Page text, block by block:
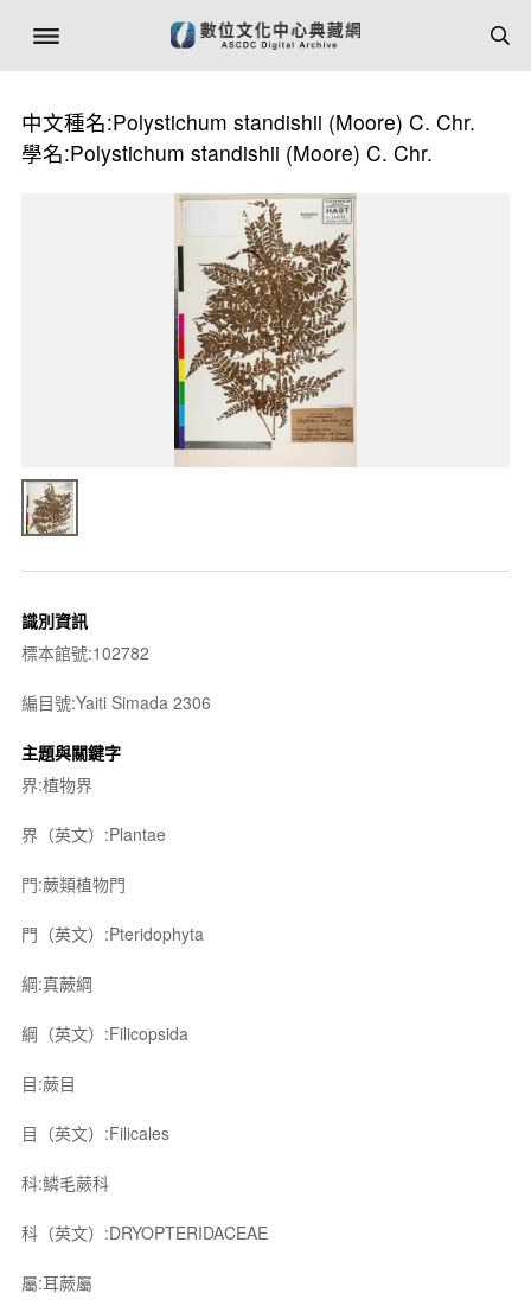
中文種名:Polystichum standishii (Moore) C. Chr.
學名:Polystichum standishii (Moore) C. Chr.
識別資訊
標本館號:102782
編目號:Yaiti Simada 2306
主題與關鍵字
界:植物界
界（英文）:Plantae
門:蕨類植物門
門（英文）:Pteridophyta
綱:真蕨綱
綱（英文）:Filicopsida
目:蕨目
目（英文）:Filicales
科:鱗毛蕨科
科（英文）:DRYOPTERIDACEAE
屬:耳蕨屬